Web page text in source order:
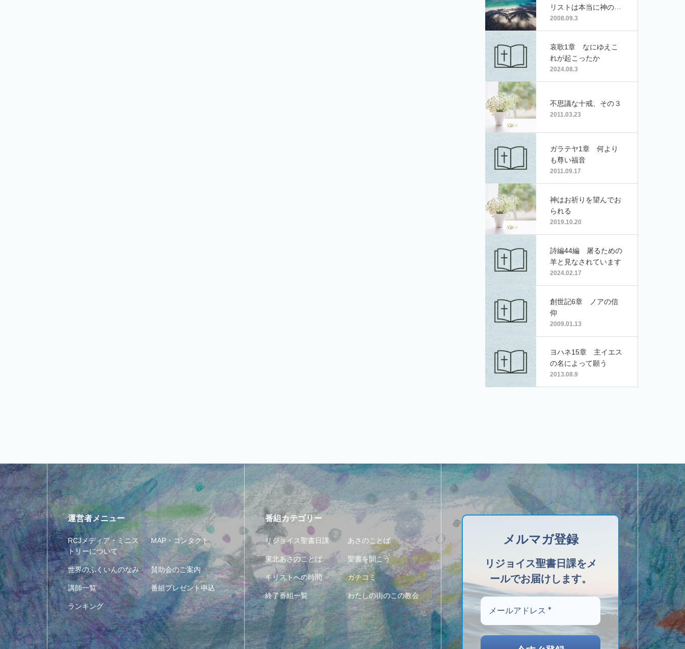
リストは本当に神の
子？ ハンドルネー
ム･tadaさん
2008.09.3
哀歌1章 なにゆえこ
れが起こったか
2024.08.3
不思議な十戒、その３
2011.03.23
ガラテヤ1章 何より
も尊い福音
2011.09.17
神はお祈りを望んでお
られる
2019.10.20
詩編44編 屠るための
羊と見なされています
2024.02.17
創世記6章 ノアの信
仰
2009.01.13
ヨハネ15章 主イエス
の名によって願う
2013.08.9
運営者メニュー
RCJメディア・ミニス
トリーについて
MAP・コンタクト
世界のふくいんのなみ 賛助会のご案内
講師一覧 番組プレゼント申込
ランキング
番組カテゴリー
リジョイス聖書日課 あさのことば
東北あさのことば 聖書を開こう
キリストへの時間 ガチコミ
終了番組一覧 わたしの街のこの教会
メルマガ登録
リジョイス聖書日課をメ
ールでお届けします。